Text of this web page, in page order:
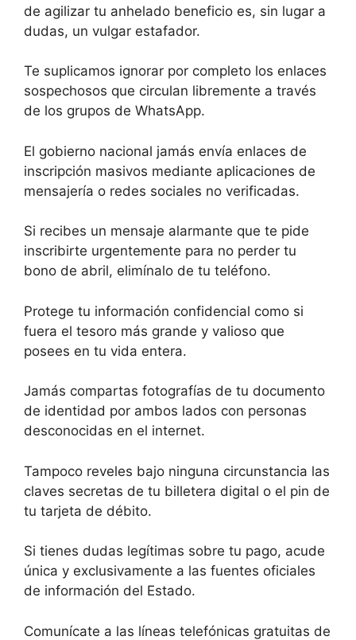
de agilizar tu anhelado beneficio es, sin lugar a
dudas, un vulgar estafador.
Te suplicamos ignorar por completo los enlaces
sospechosos que circulan libremente a través
de los grupos de WhatsApp.
El gobierno nacional jamás envía enlaces de
inscripción masivos mediante aplicaciones de
mensajería o redes sociales no verificadas.
Si recibes un mensaje alarmante que te pide
inscribirte urgentemente para no perder tu
bono de abril, elimínalo de tu teléfono.
Protege tu información confidencial como si
fuera el tesoro más grande y valioso que
posees en tu vida entera.
Jamás compartas fotografías de tu documento
de identidad por ambos lados con personas
desconocidas en el internet.
Tampoco reveles bajo ninguna circunstancia las
claves secretas de tu billetera digital o el pin de
tu tarjeta de débito.
Si tienes dudas legítimas sobre tu pago, acude
única y exclusivamente a las fuentes oficiales
de información del Estado.
Comunícate a las líneas telefónicas gratuitas de